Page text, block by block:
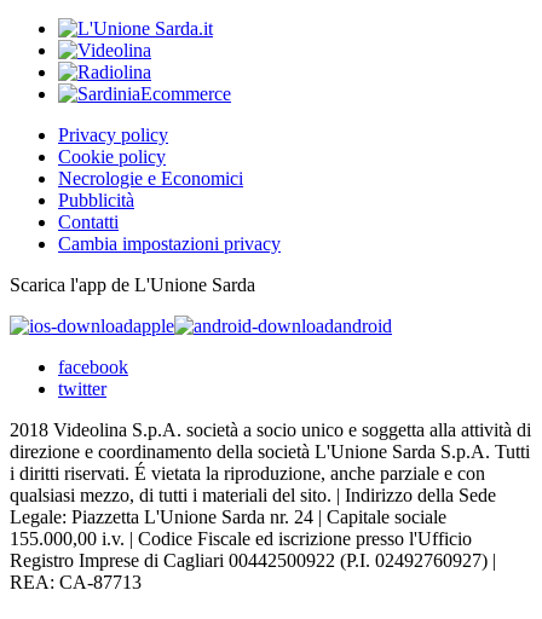
Privacy policy
Cookie policy
Necrologie e Economici
Pubblicità
Contatti
Cambia impostazioni privacy
Scarica l'app de L'Unione Sarda
apple
android
facebook
twitter
2018 Videolina S.p.A. società a socio unico e soggetta alla attività di
direzione e coordinamento della società L'Unione Sarda S.p.A. Tutti
i diritti riservati. É vietata la riproduzione, anche parziale e con
qualsiasi mezzo, di tutti i materiali del sito. | Indirizzo della Sede
Legale: Piazzetta L'Unione Sarda nr. 24 | Capitale sociale
155.000,00 i.v. | Codice Fiscale ed iscrizione presso l'Ufficio
Registro Imprese di Cagliari 00442500922 (P.I. 02492760927) |
REA: CA-87713